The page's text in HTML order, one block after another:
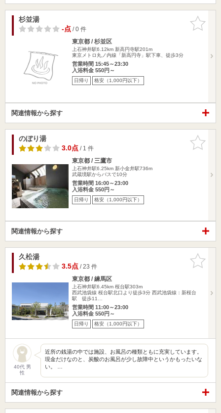
お気に入
りに追加
杉並湯
-点/ 0 件
東京都 / 杉並区
上石神井駅6.12km 新高円寺駅201m
東京メトロ丸ノ内線「新高円寺」駅下車、徒歩3分
営業時間 15:45～23:30
入浴料金 550円～
日帰り 格安（1,000円以下）
関連情報から探す
お気に入
りに追加
のぼり湯
3.0点/ 1 件
東京都 / 三鷹市
上石神井駅6.25km 新小金井駅736m
武蔵境駅からバスで10分
営業時間 16:00～23:00
入浴料金 550円～
日帰り 格安（1,000円以下）
関連情報から探す
お気に入
りに追加
久松湯
3.5点/ 23 件
東京都 / 練馬区
上石神井駅6.45km 桜台駅303m
西武池袋線 桜台駅北口より徒歩3分 西武池袋線：新桜台
駅 徒歩11…
営業時間 11:00～23:00
入浴料金 550円～
日帰り 格安（1,000円以下）
40代 男
性
近所の銭湯の中では施設、お風呂の種類ともに充実しています。
現金だけなのと、炭酸のお風呂が少し故障中というかもったいな
い。 …
関連情報から探す